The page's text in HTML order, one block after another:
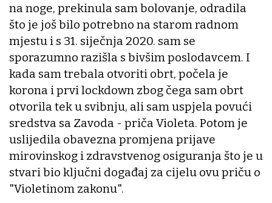
na noge, prekinula sam bolovanje, odradila
što je još bilo potrebno na starom radnom
mjestu i s 31. siječnja 2020. sam se
sporazumno razišla s bivšim poslodavcem. I
kada sam trebala otvoriti obrt, počela je
korona i prvi lockdown zbog čega sam obrt
otvorila tek u svibnju, ali sam uspjela povući
sredstva sa Zavoda - priča Violeta. Potom je
uslijedila obavezna promjena prijave
mirovinskog i zdravstvenog osiguranja što je u
stvari bio ključni događaj za cijelu ovu priču o
"Violetinom zakonu".